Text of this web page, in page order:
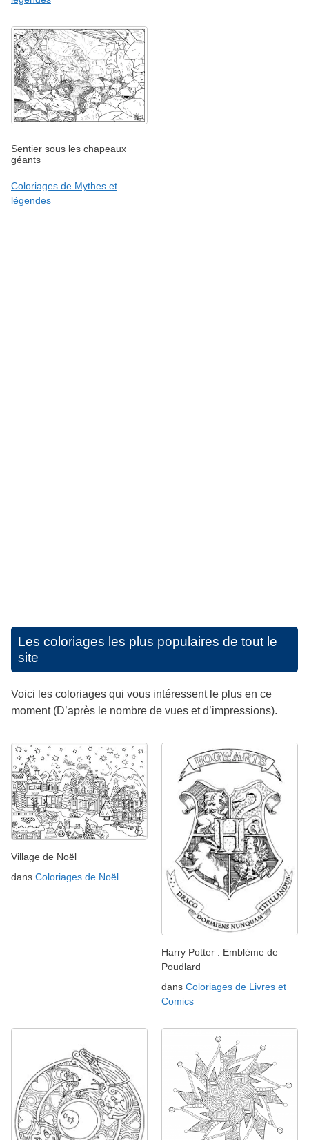
Sentier sous les chapeaux
géants
Coloriages de Mythes et
légendes
Les coloriages les plus populaires de tout le
site
Voici les coloriages qui vous intéressent le plus en ce
moment (D’après le nombre de vues et d’impressions).
Village de Noël
dans Coloriages de Noël
Harry Potter : Emblème de
Poudlard
dans Coloriages de Livres et
Comics